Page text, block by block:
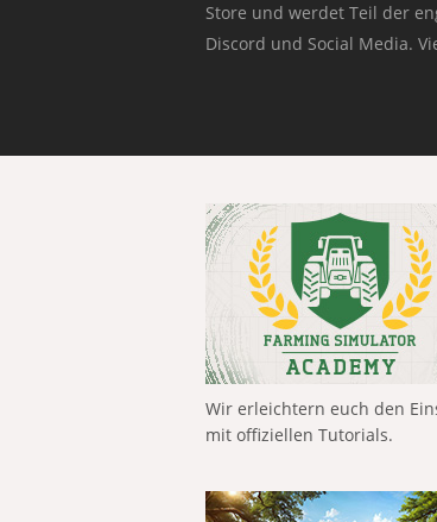
Store und werdet Teil der
Discord und Social Media.
Wir erleichtern euch den
mit offiziellen Tutorials.